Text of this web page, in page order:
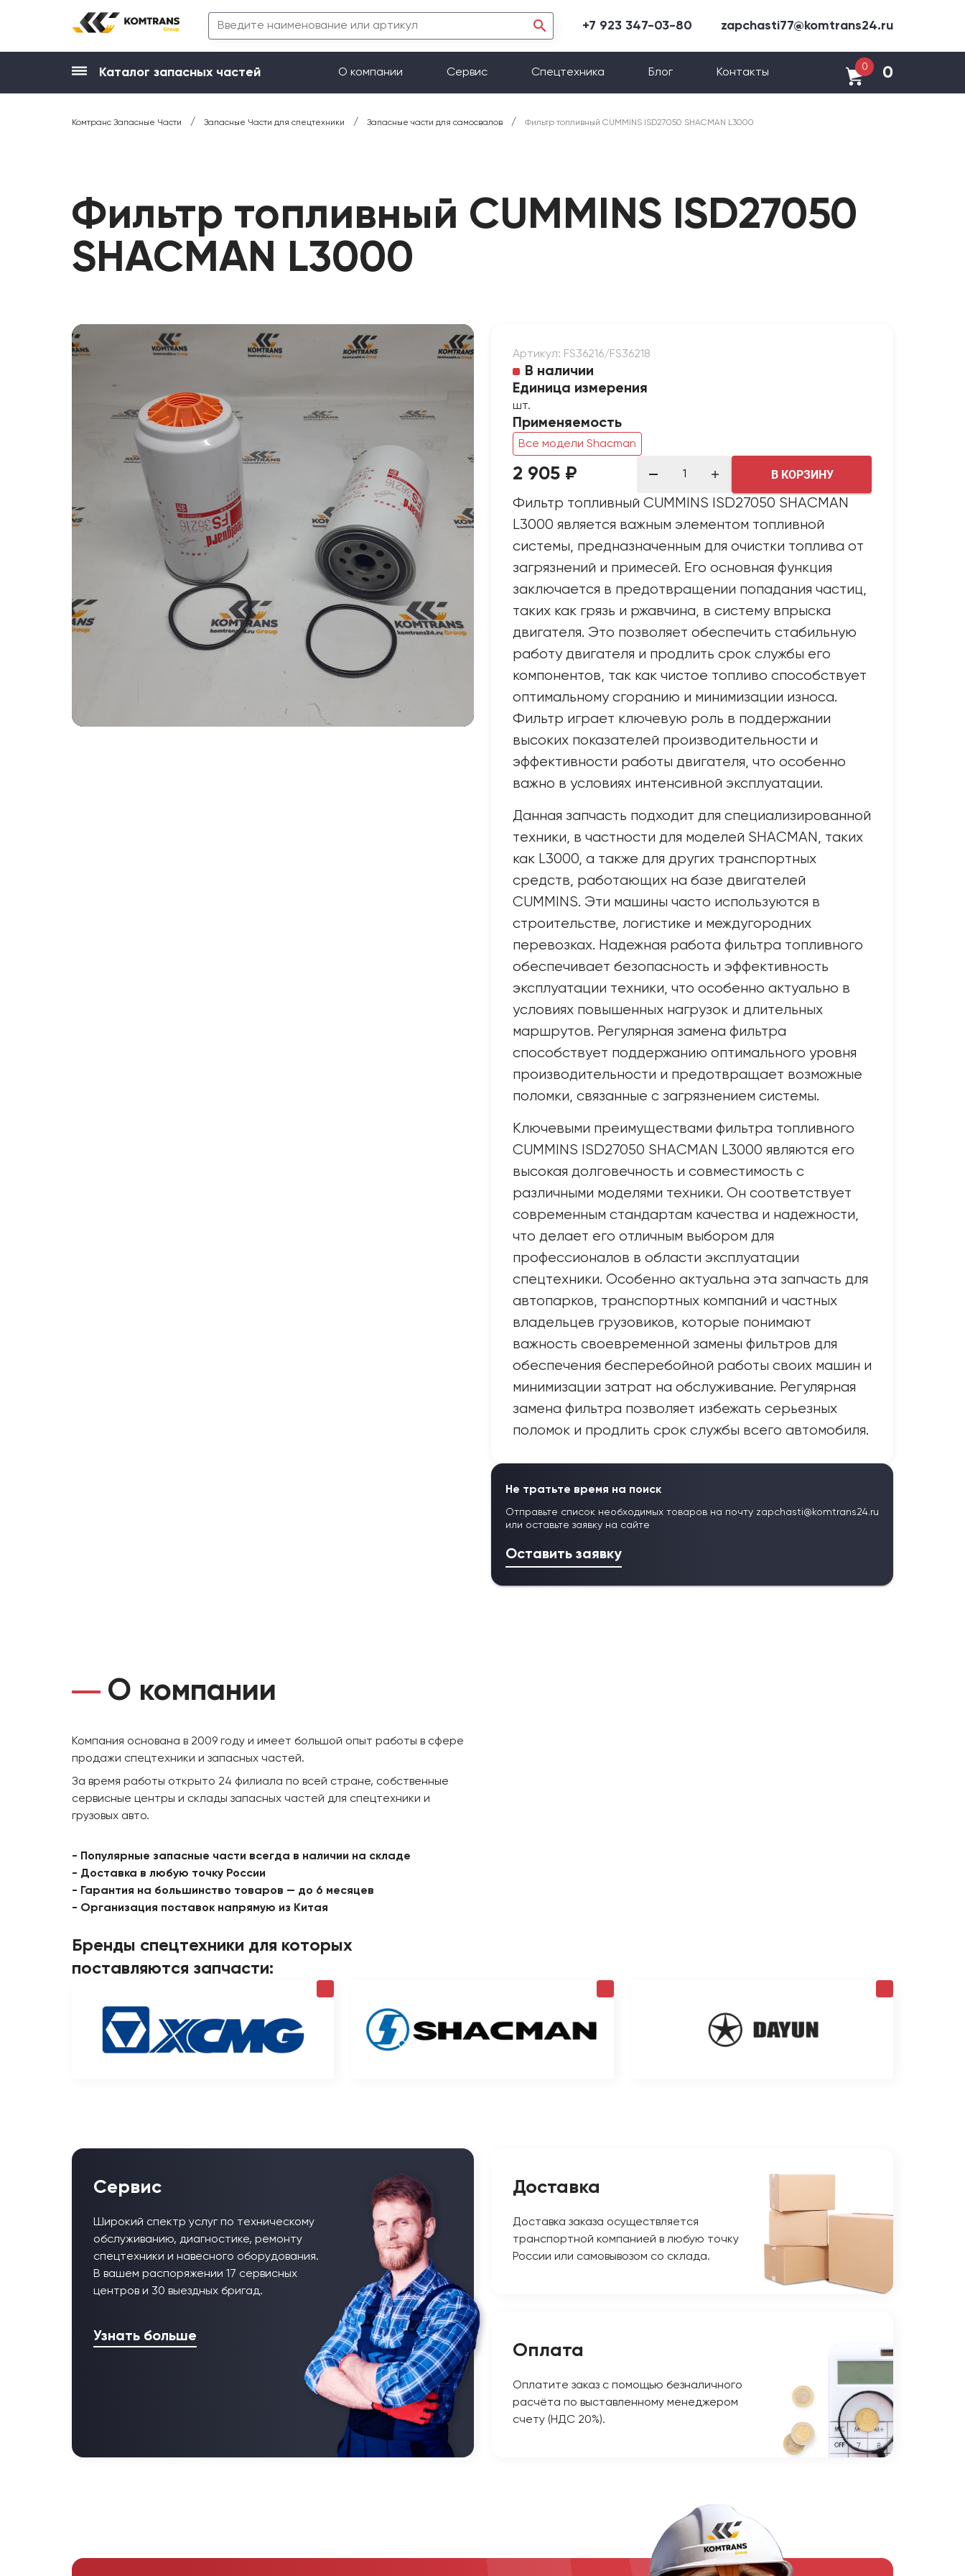
+7 923 347-03-80 zapchasti77@komtrans24.ru
Каталог запасных частей О компании Сервис Спецтехника Блог Контакты
0 0
Комтранс Запасные Части / Запасные Части для спецтехники / Запасные части для самосвалов / Фильтр топливный CUMMINS ISD27050 SHACMAN L3000
Фильтр топливный CUMMINS ISD27050
SHACMAN L3000
Артикул: FS36216/FS36218
В наличии
Единица измерения
шт.
Применяемость
Все модели Shacman
2 905 ₽ В КОРЗИНУ
Фильтр топливный CUMMINS ISD27050 SHACMAN
L3000 является важным элементом топливной
системы, предназначенным для очистки топлива от
загрязнений и примесей. Его основная функция
заключается в предотвращении попадания частиц,
таких как грязь и ржавчина, в систему впрыска
двигателя. Это позволяет обеспечить стабильную
работу двигателя и продлить срок службы его
компонентов, так как чистое топливо способствует
оптимальному сгоранию и минимизации износа.
Фильтр играет ключевую роль в поддержании
высоких показателей производительности и
эффективности работы двигателя, что особенно
важно в условиях интенсивной эксплуатации.
Данная запчасть подходит для специализированной
техники, в частности для моделей SHACMAN, таких
как L3000, а также для других транспортных
средств, работающих на базе двигателей
CUMMINS. Эти машины часто используются в
строительстве, логистике и междугородних
перевозках. Надежная работа фильтра топливного
обеспечивает безопасность и эффективность
эксплуатации техники, что особенно актуально в
условиях повышенных нагрузок и длительных
маршрутов. Регулярная замена фильтра
способствует поддержанию оптимального уровня
производительности и предотвращает возможные
поломки, связанные с загрязнением системы.
Ключевыми преимуществами фильтра топливного
CUMMINS ISD27050 SHACMAN L3000 являются его
высокая долговечность и совместимость с
различными моделями техники. Он соответствует
современным стандартам качества и надежности,
что делает его отличным выбором для
профессионалов в области эксплуатации
спецтехники. Особенно актуальна эта запчасть для
автопарков, транспортных компаний и частных
владельцев грузовиков, которые понимают
важность своевременной замены фильтров для
обеспечения бесперебойной работы своих машин и
минимизации затрат на обслуживание. Регулярная
замена фильтра позволяет избежать серьезных
поломок и продлить срок службы всего автомобиля.
Не тратьте время на поиск
Отправьте список необходимых товаров на почту zapchasti@komtrans24.ru
или оставьте заявку на сайте
Оставить заявку
О компании
Компания основана в 2009 году и имеет большой опыт работы в сфере
продажи спецтехники и запасных частей.
За время работы открыто 24 филиала по всей стране, собственные
сервисные центры и склады запасных частей для спецтехники и
грузовых авто.
- Популярные запасные части всегда в наличии на складе
- Доставка в любую точку России
- Гарантия на большинство товаров — до 6 месяцев
- Организация поставок напрямую из Китая
Бренды спецтехники для которых
поставляются запчасти:
Сервис
Широкий спектр услуг по техническому
обслуживанию, диагностике, ремонту
спецтехники и навесного оборудования.
В вашем распоряжении 17 сервисных
центров и 30 выездных бригад.
Узнать больше
Доставка
Доставка заказа осуществляется
транспортной компанией в любую точку
России или самовывозом со склада.
Оплата
Оплатите заказ с помощью безналичного
расчёта по выставленному менеджером
счету (НДС 20%).